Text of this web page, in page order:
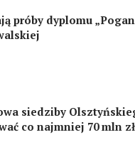
próby dyplomu
siedziby
co najmniej 70 mln zł